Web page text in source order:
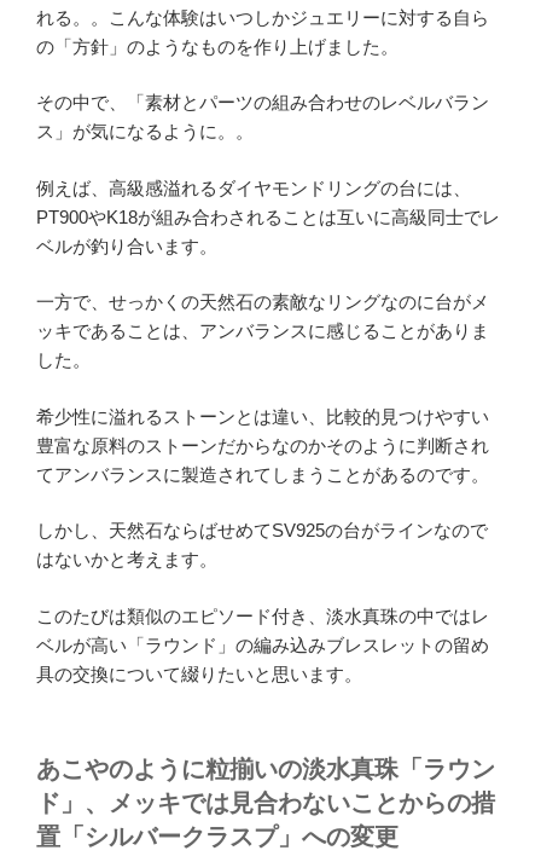
れる。。こんな体験はいつしかジュエリーに対する自ら
の「方針」のようなものを作り上げました。
その中で、「素材とパーツの組み合わせのレベルバラン
ス」が気になるように。。
例えば、高級感溢れるダイヤモンドリングの台には、
PT900やK18が組み合わされることは互いに高級同士でレ
ベルが釣り合います。
一方で、せっかくの天然石の素敵なリングなのに台がメ
ッキであることは、アンバランスに感じることがありま
した。
希少性に溢れるストーンとは違い、比較的見つけやすい
豊富な原料のストーンだからなのかそのように判断され
てアンバランスに製造されてしまうことがあるのです。
しかし、天然石ならばせめてSV925の台がラインなので
はないかと考えます。
このたびは類似のエピソード付き、淡水真珠の中ではレ
ベルが高い「ラウンド」の編み込みブレスレットの留め
具の交換について綴りたいと思います。
あこやのように粒揃いの淡水真珠「ラウン
ド」、メッキでは見合わないことからの措
置「シルバークラスプ」への変更